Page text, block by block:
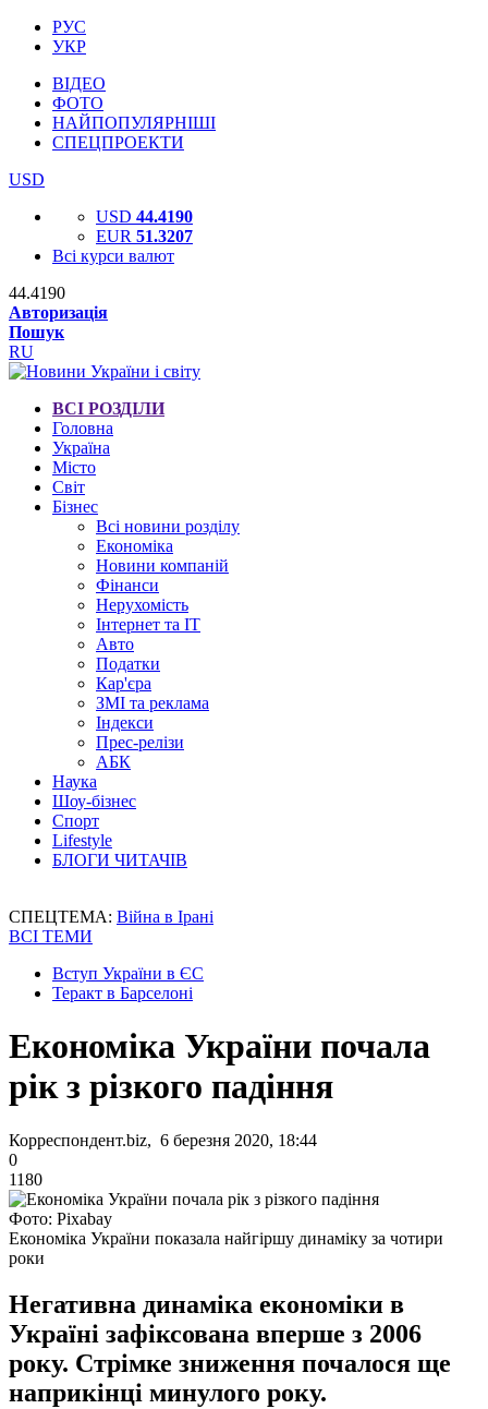
РУС
УКР
ВІДЕО
ФОТО
НАЙПОПУЛЯРНІШІ
СПЕЦПРОЕКТИ
USD
USD 44.4190
EUR 51.3207
Всі курси валют
44.4190
Авторизація
Пошук
RU
ВСІ РОЗДІЛИ
Головна
Україна
Місто
Світ
Бізнес
Всі новини розділу
Економіка
Новини компаній
Фінанси
Нерухомість
Інтернет та IT
Авто
Податки
Кар'єра
ЗМІ та реклама
Індекси
Прес-релізи
АБК
Наука
Шоу-бізнес
Спорт
Lifestyle
БЛОГИ ЧИТАЧІВ
СПЕЦТЕМА: Війна в Ірані
ВСІ ТЕМИ
Вступ України в ЄС
Теракт в Барселоні
Економіка України почала
рік з різкого падіння
Корреспондент.biz, 6 березня 2020, 18:44
0
1180
Фото: Pixabay
Економіка України показала найгіршу динаміку за чотири
роки
Негативна динаміка економіки в
Україні зафіксована вперше з 2006
року. Стрімке зниження почалося ще
наприкінці минулого року.